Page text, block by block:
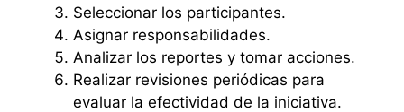
Seleccionar los participantes.
Asignar responsabilidades.
Analizar los reportes y tomar acciones.
Realizar revisiones periódicas para
evaluar la efectividad de la iniciativa.